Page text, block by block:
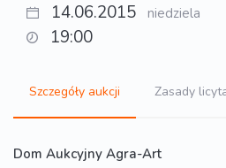
14.06.2015 niedziela
19:00
Szczegóły aukcji Zasady
Dom Aukcyjny Agra-Art